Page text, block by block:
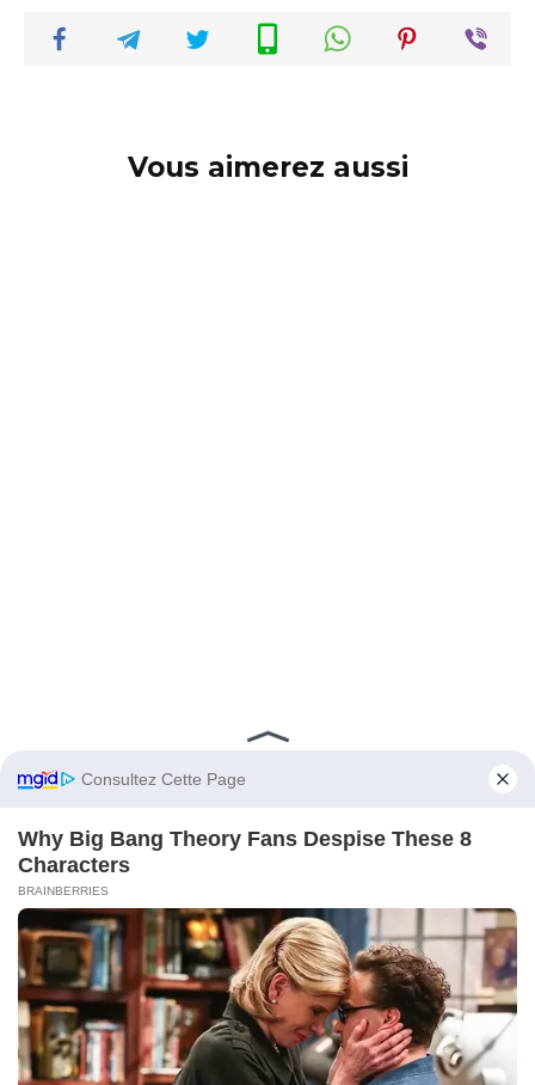
Vous aimerez aussi
# Ma belle-mère a mangé la
nourriture que j’avais payée, emporté
chez elle les affaires du bébé, puis
exigé que ma doula post-partum
travaille pour sa fille, mais lorsque le
faux contrat, le virement depuis notre
compte d’épargne et sa propre liste
de vols ont été dévoilés, la famille a
compris que l’aide gratuite pouvait